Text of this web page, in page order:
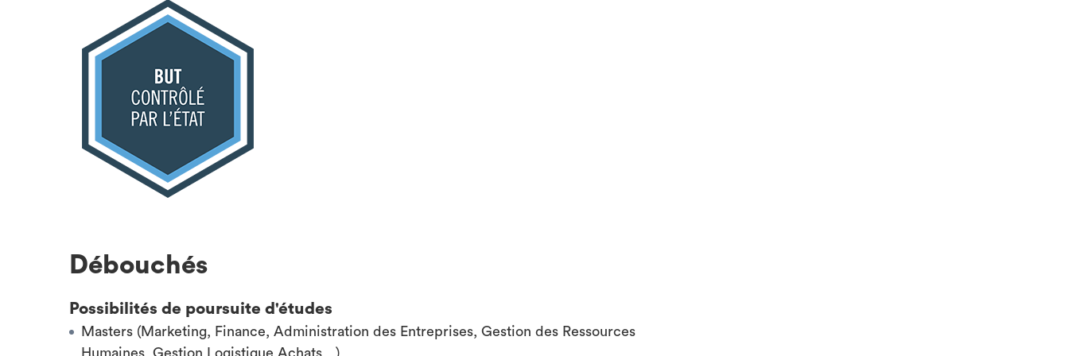
Débouchés
Possibilités de poursuite d'études
Masters (Marketing, Finance, Administration des Entreprises, Gestion des Ressources
Humaines, Gestion Logistique Achats…)